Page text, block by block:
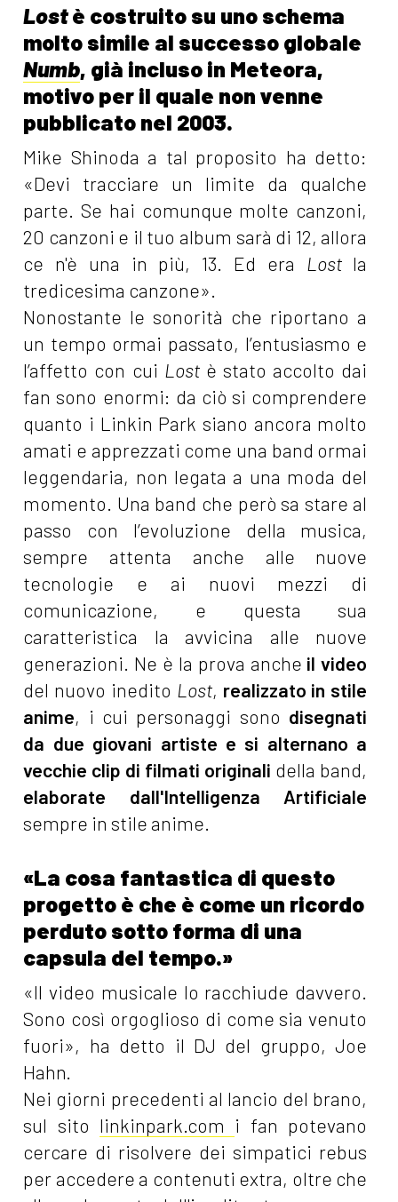
Lostè costruito su uno schema
molto simile al successo globale
Numb, già incluso in Meteora,
motivo per il quale non venne
pubblicato nel 2003.
Mike Shinoda a tal proposito ha detto:
«Devi tracciare un limite da qualche
parte. Se hai comunque molte canzoni,
20 canzoni e il tuo album sarà di 12, allora
ce n'è una in più, 13. Ed era Lostla
tredicesima canzone».
Nonostante le sonorità che riportano a
un tempo ormai passato, l’entusiasmo e
l’affetto con cui Lostè stato accolto dai
fan sono enormi: da ciò si comprendere
quanto i Linkin Park siano ancora molto
amati e apprezzati come una band ormai
leggendaria, non legata a una moda del
momento. Una band che però sa stare al
passo con l’evoluzione della musica,
sempre attenta anche alle nuove
tecnologie e ai nuovi mezzi di
comunicazione, e questa sua
caratteristica la avvicina alle nuove
generazioni. Ne è la prova anche il video
del nuovo inedito Lost, realizzato in stile
anime, i cui personaggi sono disegnati
da due giovani artiste e si alternano a
vecchie clip di filmati originali della band,
elaborate dall'Intelligenza Artificiale
sempre in stile anime.
«La cosa fantastica di questo
progetto è che è come un ricordo
perduto sotto forma di una
capsula del tempo.»
«Il video musicale lo racchiude davvero.
Sono così orgoglioso di come sia venuto
fuori», ha detto il DJ del gruppo, Joe
Hahn.
Nei giorni precedenti al lancio del brano,
sul sito linkinpark.com i fan potevano
cercare di risolvere dei simpatici rebus
per accedere a contenuti extra, oltre che